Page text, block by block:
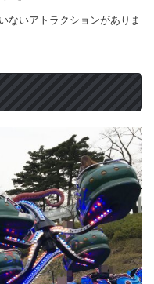
ないアトラクションがありま